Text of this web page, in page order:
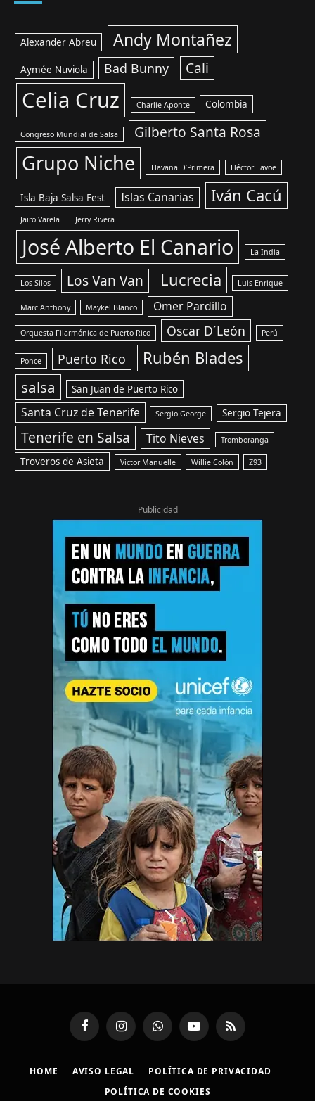
Alexander Abreu Andy Montañez
Aymée Nuviola Bad Bunny Cali
Celia Cruz Charlie Aponte Colombia
Congreso Mundial de Salsa Gilberto Santa Rosa
Grupo Niche Havana D’Primera Héctor Lavoe
Isla Baja Salsa Fest Islas Canarias Iván Cacú
Jairo Varela Jerry Rivera
José Alberto El Canario La India
Los Silos Los Van Van Lucrecia Luis Enrique
Marc Anthony Maykel Blanco Omer Pardillo
Orquesta Filarmónica de Puerto Rico Oscar D´León Perú
Ponce Puerto Rico Rubén Blades
salsa San Juan de Puerto Rico
Santa Cruz de Tenerife Sergio George Sergio Tejera
Tenerife en Salsa Tito Nieves Tromboranga
Troveros de Asieta Víctor Manuelle Willie Colón Z93
Publicidad
FacebookInstagramWhatsAppYouTubeRSS
HOME AVISO LEGAL
POLÍTICA DE PRIVACIDAD
POLÍTICA DE COOKIES